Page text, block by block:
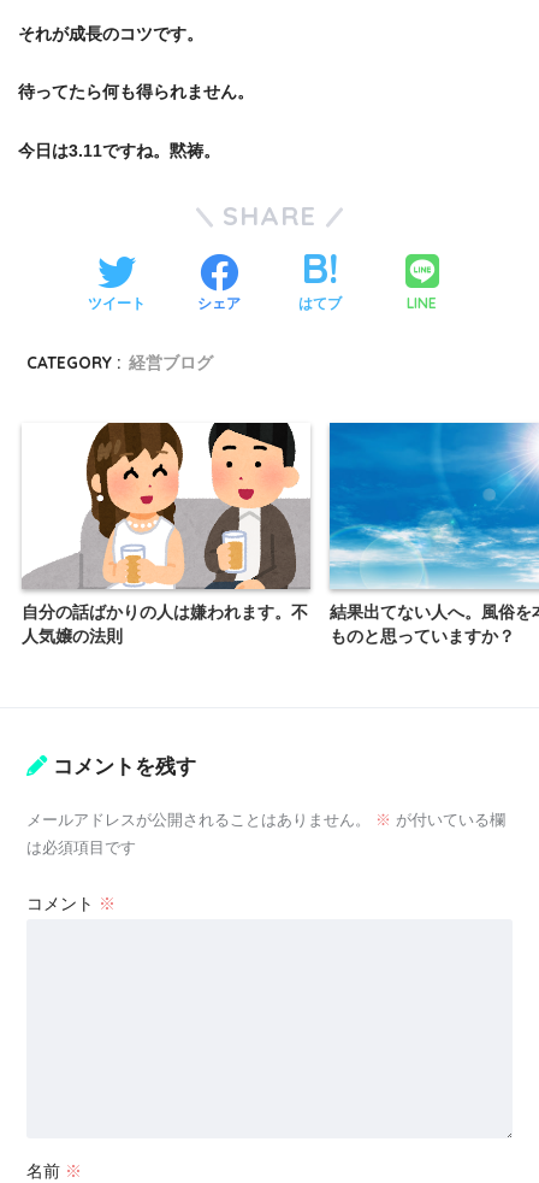
それが成長のコツです。
待ってたら何も得られません。
今日は3.11ですね。黙祷。
SHARE
ツイート シェア はてブ LINE
CATEGORY : 経営ブログ
自分の話ばかりの人は嫌われます。不
人気嬢の法則
結果出てない人へ。風俗を
ものと思っていますか？
コメントを残す
メールアドレスが公開されることはありません。 ※ が付いている欄
は必須項目です
コメント ※
名前 ※